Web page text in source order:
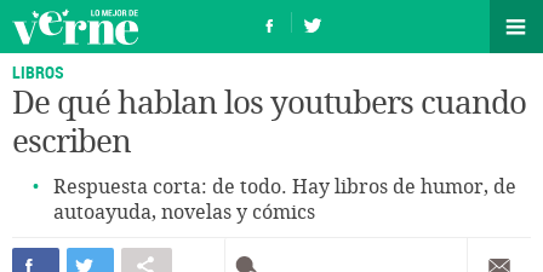
LIBROS
De qué hablan los youtubers cuando
escriben
Respuesta corta: de todo. Hay libros de humor, de
autoayuda, novelas y cómics